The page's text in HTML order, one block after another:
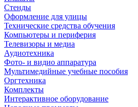
Стенды
Оформление для улицы
Технические средства обучения
Компьютеры и периферия
Телевизоры и медиа
Аудиотехника
Фото- и видио аппаратура
Мультимедийные учебные пособия
Оргтехника
Комплекты
Интерактивное оборудование